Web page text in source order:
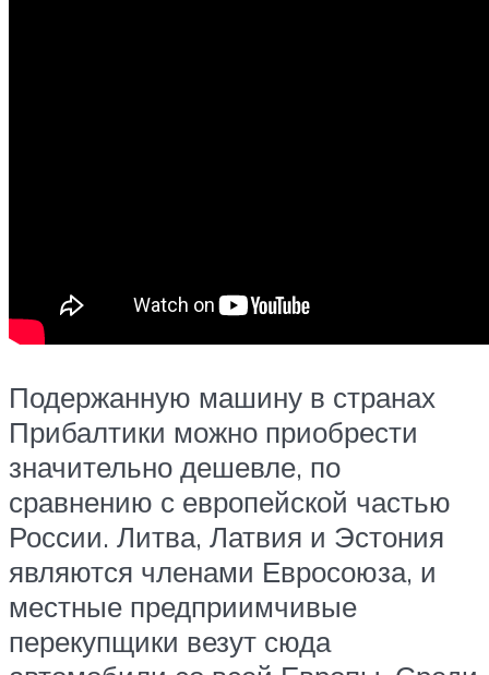
Подержанную машину в странах
Прибалтики можно приобрести
значительно дешевле, по
сравнению с европейской частью
России. Литва, Латвия и Эстония
являются членами Евросоюза, и
местные предприимчивые
перекупщики везут сюда